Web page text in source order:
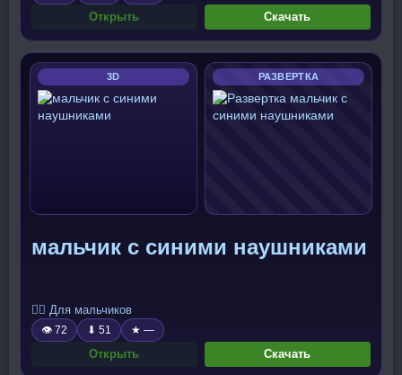
Открыть Скачать
3D РАЗВЕРТКА
мальчик с синими наушниками
🧍‍♂️ Для мальчиков
👁 72 ⬇ 51 ★ —
Открыть Скачать